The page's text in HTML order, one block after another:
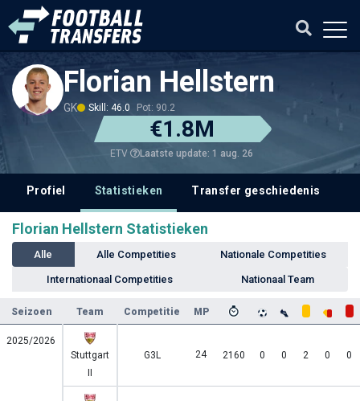
Florian Hellstern
GK Skill: 46.0 Pot: 90.2
€1.8M
ETV Laatste update: 1 aug. 26
Profiel Statistieken Transfer geschiedenis
Florian Hellstern Statistieken
Alle Alle Competities Nationale Competities
Internationaal Competities Nationaal Team
Seizoen Team Competitie MP
2025/2026
Stuttgart
G3L 24 2160 0 0 2 0 0